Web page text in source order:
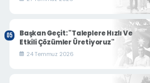
Başkan Geçit: "Taleplere Hızlı Ve
Etkili Çözümler Üretiyoruz"
24 Temmuz 2026